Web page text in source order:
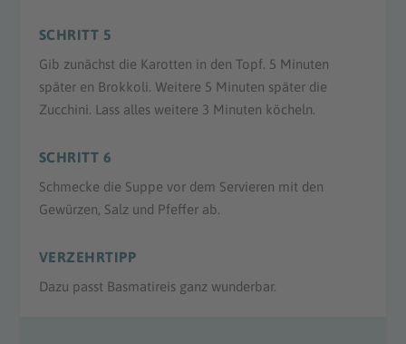
SCHRITT 5
Gib zunächst die Karotten in den Topf. 5 Minuten
später en Brokkoli. Weitere 5 Minuten später die
Zucchini. Lass alles weitere 3 Minuten köcheln.
SCHRITT 6
Schmecke die Suppe vor dem Servieren mit den
Gewürzen, Salz und Pfeffer ab.
VERZEHRTIPP
Dazu passt Basmatireis ganz wunderbar.